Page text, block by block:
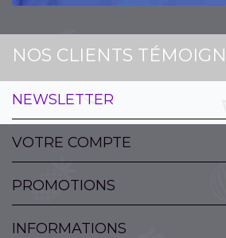
NOS CLIENTS
NEWSLETTER
VOTRE COMPTE
PROMOTIONS
INFORMATIONS